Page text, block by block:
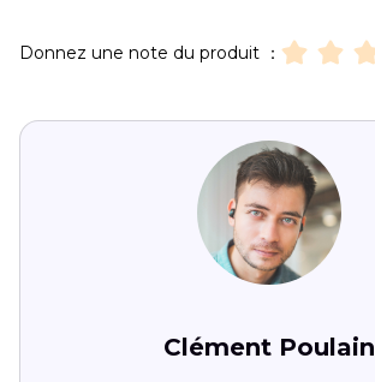
Donnez une note du produit ：
Clément Poulain